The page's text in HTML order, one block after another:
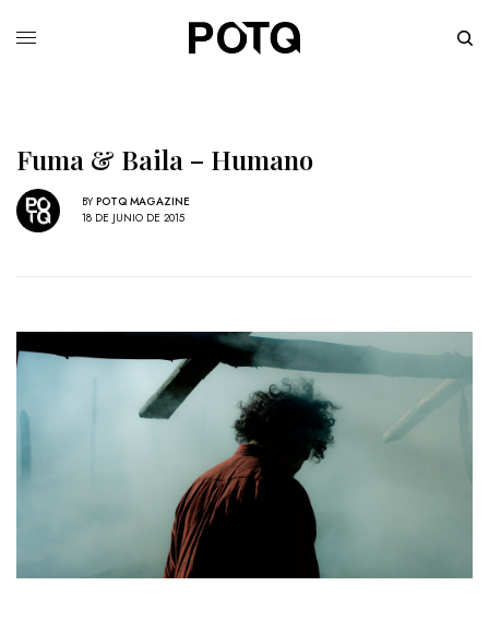
Fuma & Baila – Humano
BY POTQ MAGAZINE
18 DE JUNIO DE 2015